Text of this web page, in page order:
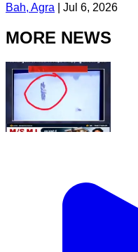
Bah, Agra Jul 6, 2026
MORE NEWS